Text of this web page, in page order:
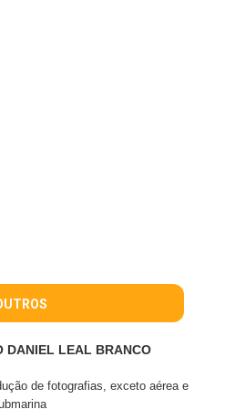
DANIEL LEAL BRANCO
de fotografias, exceto aérea e